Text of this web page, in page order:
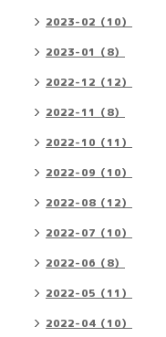
2023-02（10）
2023-01（8）
2022-12（12）
2022-11（8）
2022-10（11）
2022-09（10）
2022-08（12）
2022-07（10）
2022-06（8）
2022-05（11）
2022-04（10）